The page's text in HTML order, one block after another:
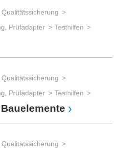
Prüfadapter
Testhilfen
Prüfadapter
Testhilfen